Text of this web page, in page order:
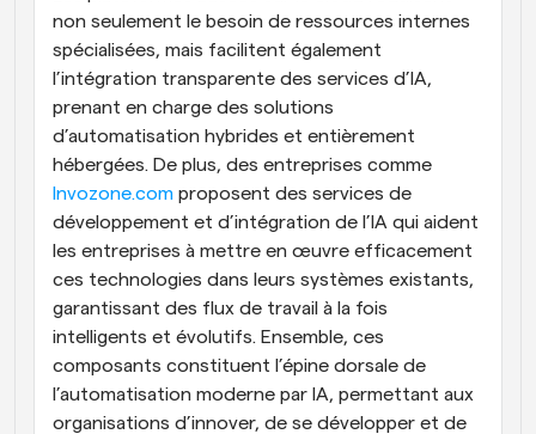
non seulement le besoin de ressources internes
spécialisées, mais facilitent également
l’intégration transparente des services d’IA,
prenant en charge des solutions
d’automatisation hybrides et entièrement
Invozone.com proposent des services de
développement et d’intégration de l’IA qui aident
les entreprises à mettre en œuvre efficacement
ces technologies dans leurs systèmes existants,
garantissant des flux de travail à la fois
intelligents et évolutifs. Ensemble, ces
composants constituent l’épine dorsale de
l’automatisation moderne par IA, permettant aux
organisations d’innover, de se développer et de